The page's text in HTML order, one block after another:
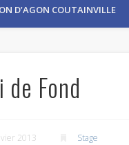
D’AGON COUTAINVILLE
Fond
2013 Stage